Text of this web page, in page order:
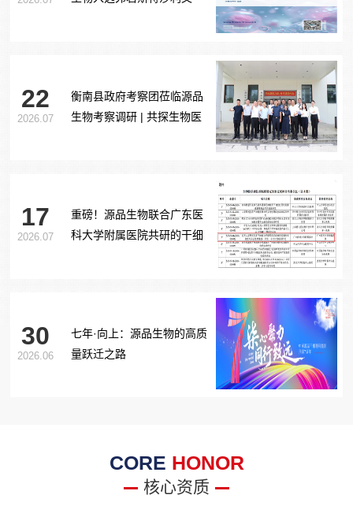
22
2026.07
衡南县政府考察团莅临源品
生物考察调研 | 共探生物医
17
2026.07
重磅！源品生物联合广东医
科大学附属医院共研的干细
30
2026.06
七年·向上：源品生物的高质
量跃迁之路
CORE HONOR
核心资质